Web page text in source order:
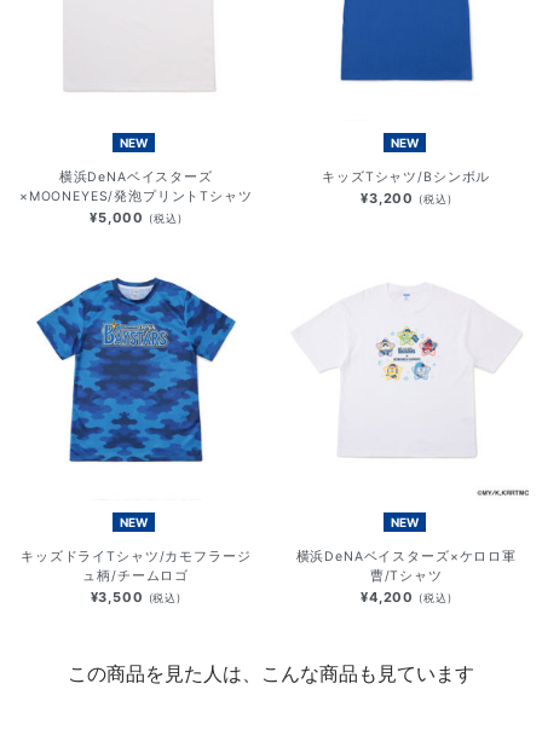
NEW
横浜DeNAベイスターズ
×MOONEYES/発泡プリントTシャツ
¥5,000 (税込)
NEW
キッズTシャツ/Bシンボル
¥3,200 (税込)
NEW
キッズドライTシャツ/カモフラージ
ュ柄/チームロゴ
¥3,500 (税込)
NEW
横浜DeNAベイスターズ×ケロロ軍
曹/Tシャツ
¥4,200 (税込)
この商品を見た人は、こんな商品も見ています